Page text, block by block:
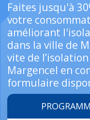
Faites jusqu'à
votre
améliorant
dans la ville de
vite de
Margencel en
formulaire